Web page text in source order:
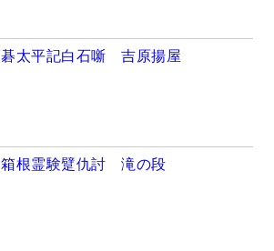
碁太平記白石噺 吉原揚屋
箱根霊験躄仇討 滝の段